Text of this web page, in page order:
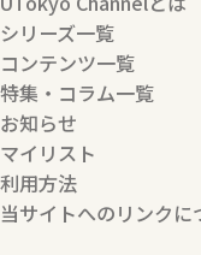
シリーズ一覧
コンテンツ一覧
特集・コラム一覧
お知らせ
マイリスト
利用方法
当サイトへのリンクに